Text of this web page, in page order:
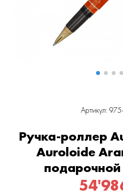
Артикул:
Ручка-роллер
Auroloide